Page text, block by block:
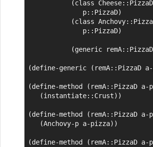
(define-generic (remA::PizzaD
(define-method (remA::PizzaD
(define-method (remA::PizzaD a-
(define-method (remA::PizzaD a-